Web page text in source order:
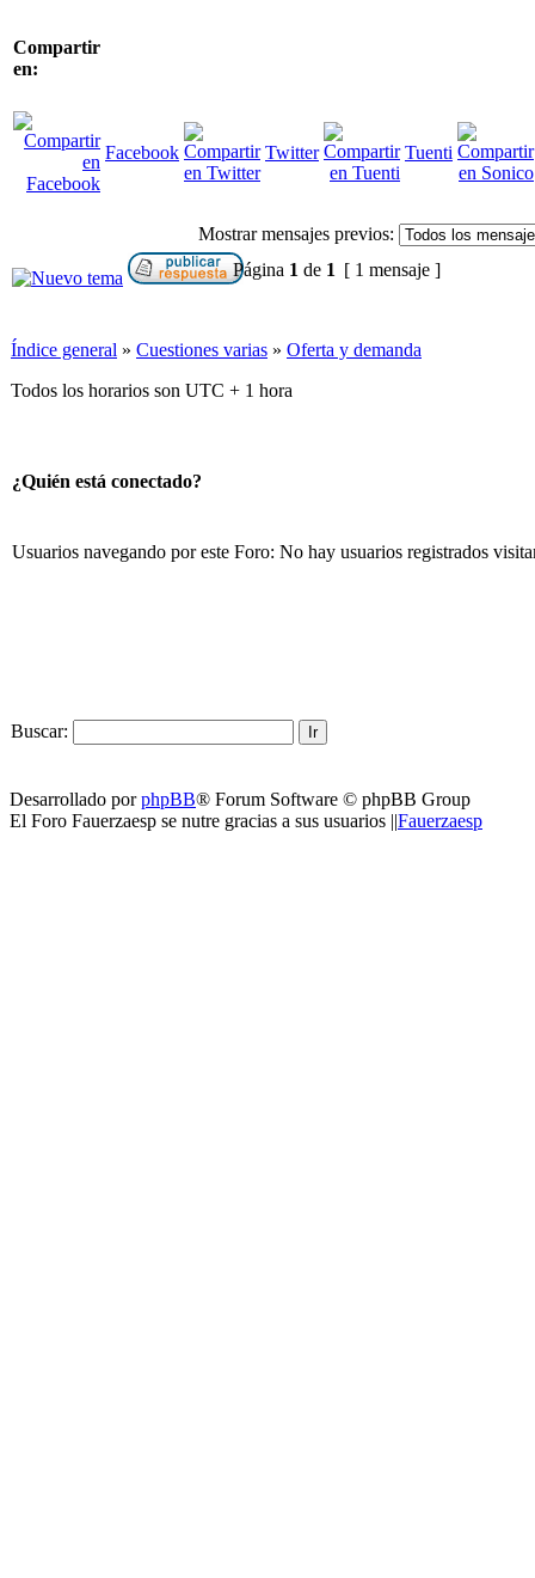
Compartir
en:
Facebook Twitter Tuenti
Mostrar mensajes previos:
Página 1 de 1 [ 1 mensaje ]
Índice general » Cuestiones varias » Oferta y demanda
Todos los horarios son UTC + 1 hora
¿Quién está conectado?
Usuarios navegando por este Foro: No hay usuarios registrados
Buscar:
Desarrollado porphpBB® Forum Software © phpBB Group
El Foro Fauerzaesp se nutre gracias a sus usuarios ||Fauerzaesp